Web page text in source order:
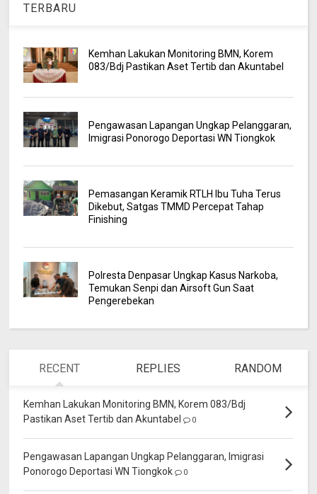
TERBARU
Kemhan Lakukan Monitoring BMN, Korem
083/Bdj Pastikan Aset Tertib dan Akuntabel
Pengawasan Lapangan Ungkap Pelanggaran,
Imigrasi Ponorogo Deportasi WN Tiongkok
Pemasangan Keramik RTLH Ibu Tuha Terus
Dikebut, Satgas TMMD Percepat Tahap
Finishing
Polresta Denpasar Ungkap Kasus Narkoba,
Temukan Senpi dan Airsoft Gun Saat
Pengerebekan
RECENT REPLIES RANDOM
Kemhan Lakukan Monitoring BMN, Korem 083/Bdj
Pastikan Aset Tertib dan Akuntabel
0
Pengawasan Lapangan Ungkap Pelanggaran, Imigrasi
Ponorogo Deportasi WN Tiongkok
0